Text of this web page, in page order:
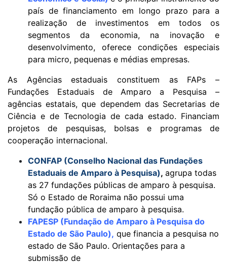
país de financiamento em longo prazo para a
realização de investimentos em todos os
segmentos da economia, na inovação e
desenvolvimento, oferece condições especiais
para micro, pequenas e médias empresas.
As Agências estaduais constituem as FAPs –
Fundações Estaduais de Amparo a Pesquisa –
agências estatais, que dependem das Secretarias de
Ciência e de Tecnologia de cada estado. Financiam
projetos de pesquisas, bolsas e programas de
cooperação internacional.
CONFAP (Conselho Nacional das Fundações
Estaduais de Amparo à Pesquisa), agrupa todas
as 27 fundações públicas de amparo à pesquisa.
Só o Estado de Roraima não possui uma
fundação pública de amparo à pesquisa.
FAPESP (Fundação de Amparo à Pesquisa do
Estado de São Paulo), que financia a pesquisa no
estado de Sāo Paulo. Orientações para a
submissão de